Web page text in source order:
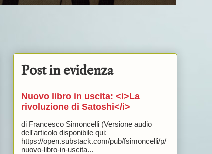
Post in evidenza
Nuovo libro in uscita: <i>La
rivoluzione di Satoshi</i>
di Francesco Simoncelli (Versione audio
dell'articolo disponibile qui:
https://open.substack.com/pub/fsimoncelli/p/
nuovo-libro-in-uscita...